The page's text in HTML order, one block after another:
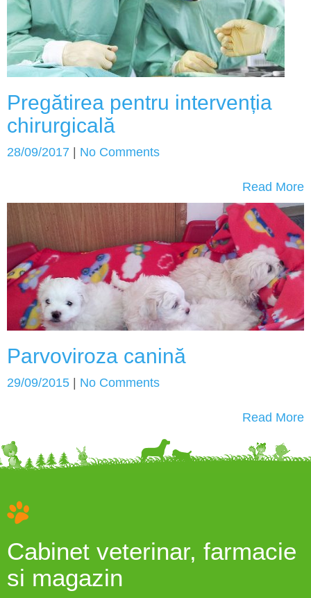
Pregătirea pentru intervenția
chirurgicală
28/09/2017 | No Comments
Read More
Parvoviroza canină
29/09/2015 | No Comments
Read More
Cabinet veterinar, farmacie
si magazin